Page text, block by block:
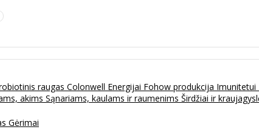
raugas Colonwell Energijai Fohow produkcija Imunitetui
akims Sąnariams, kaulams ir raumenims Širdžiai ir
Gėrimai